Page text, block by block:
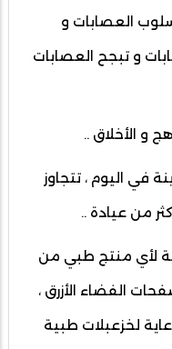
العصابات و
و تبجح العصابات
و الأخلاق ..
بعدم تجاوز 18 معاينة في اليوم ، تتجاوز
من عيادة ..
لأي منتج طبي من
الفضاء الأزرق ،
لخزعبلات طبية